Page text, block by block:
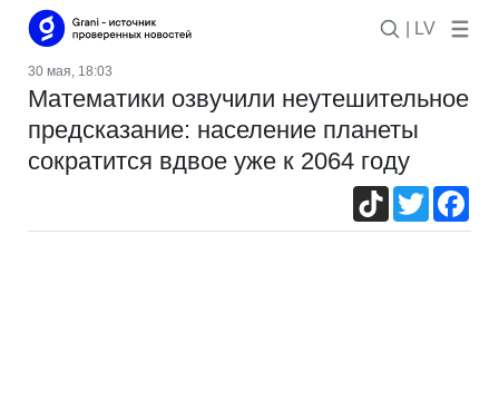
| LV
30 мая, 18:03
Математики озвучили неутешительное
предсказание: население планеты
сократится вдвое уже к 2064 году
TikTokTwitter